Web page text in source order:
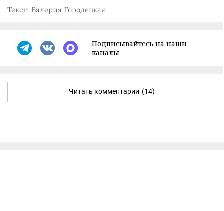
Текст: Валерия Городецкая
Подписывайтесь на наши
каналы
Читать комментарии (14)